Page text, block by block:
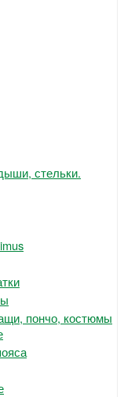
стельки.
пончо, костюмы